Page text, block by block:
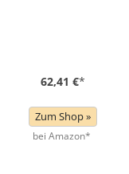
62,41 €*
Zum Shop »
bei Amazon*